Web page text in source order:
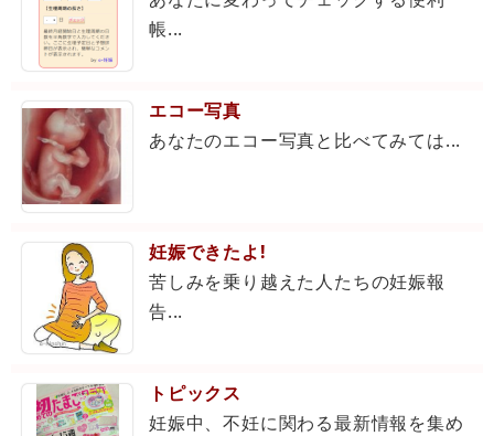
帳...
エコー写真
あなたのエコー写真と比べてみては...
妊娠できたよ!
苦しみを乗り越えた人たちの妊娠報
告...
トピックス
妊娠中、不妊に関わる最新情報を集め